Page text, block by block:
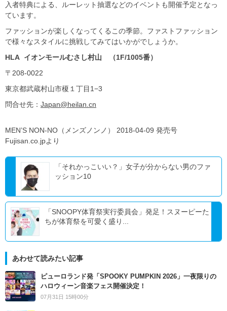
入者特典による、ルーレット抽選などのイベントも開催予定となっ
ています。
ファッションが楽しくなってくるこの季節。ファストファッション
で様々なスタイルに挑戦してみてはいかがでしょうか。
HLA イオンモールむさし村山 （1F/1005番）
〒208-0022
東京都武蔵村山市榎１丁目1−3
問合せ先： Japan@heilan.cn
MEN’S NON-NO（メンズノンノ） 2018-04-09 発売号
Fujisan.co.jpより
「それかっこいい？」女子が分からない男のファ
ッション10
「SNOOPY体育祭実行委員会」発足！スヌーピーた
ちが体育祭を可愛く盛り...
あわせて読みたい記事
ピューロランド発「SPOOKY PUMPKIN 2026」一夜限りの
ハロウィーン音楽フェス開催決定！
07月31日 15時00分